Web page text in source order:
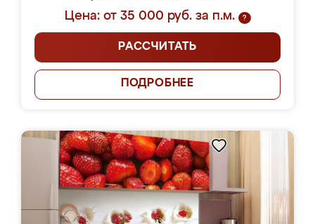
Цена: от 35 000 руб. за п.м.
?
РАССЧИТАТЬ
ПОДРОБНЕЕ